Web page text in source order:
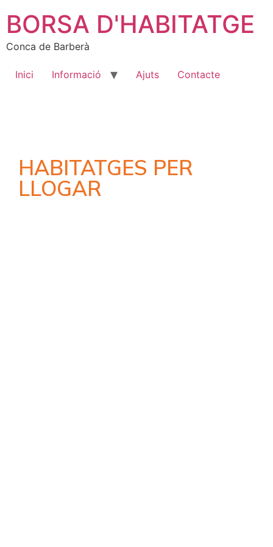
BORSA D'HABITATGE
Conca de Barberà
Inici Informació Ajuts Contacte
HABITATGES PER
LLOGAR